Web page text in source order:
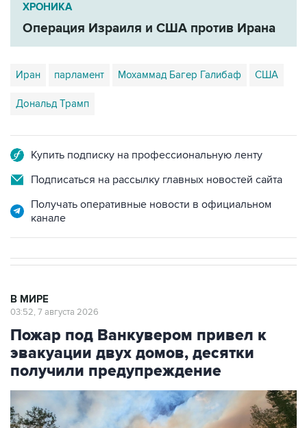
ХРОНИКА
Операция Израиля и США против Ирана
Иран парламент Мохаммад Багер Галибаф США
Дональд Трамп
Купить подписку на профессиональную ленту
Подписаться на рассылку главных новостей сайта
Получать оперативные новости в официальном
канале
В МИРЕ
03:52, 7 августа 2026
Пожар под Ванкувером привел к
эвакуации двух домов, десятки
получили предупреждение